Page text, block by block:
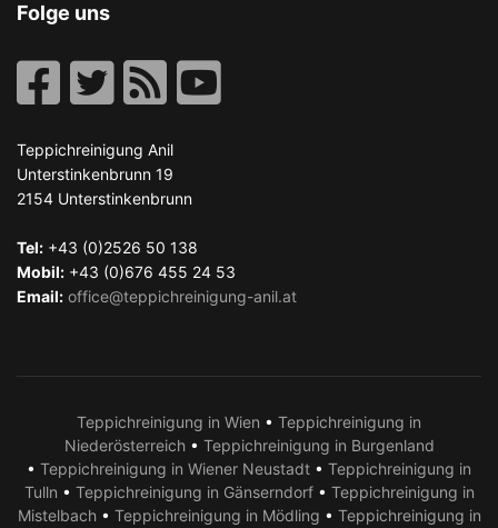
Folge uns
Teppichreinigung Anil
Unterstinkenbrunn 19
2154 Unterstinkenbrunn
Tel: +43 (0)2526 50 138
Mobil: +43 (0)676 455 24 53
Email: office@teppichreinigung-anil.at
Teppichreinigung in Wien • Teppichreinigung in
Niederösterreich• Teppichreinigung in Burgenland
• Teppichreinigung in Wiener Neustadt • Teppichreinigung in
Tulln • Teppichreinigung in Gänserndorf• Teppichreinigung in
Mistelbach• Teppichreinigung in Mödling • Teppichreinigung in